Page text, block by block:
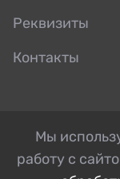
Реквизиты
Контакты
Мы
работу с